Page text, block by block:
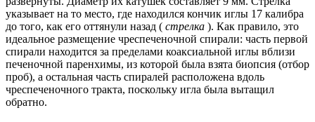
указывает на то место, где находился кончик иглы 17 калибра
до того, как его оттянули назад ( стрелка ). Как правило, это
идеальное размещение чреспеченочной спирали: часть первой
спирали находится за пределами коаксиальной иглы вблизи
печеночной паренхимы, из которой была взята биопсия (отбор
проб), а остальная часть спиралей расположена вдоль
чреспеченочного тракта, поскольку игла была вытащил
обратно.